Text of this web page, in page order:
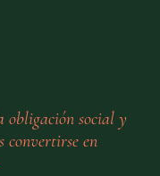
obligación social y
convertirse en